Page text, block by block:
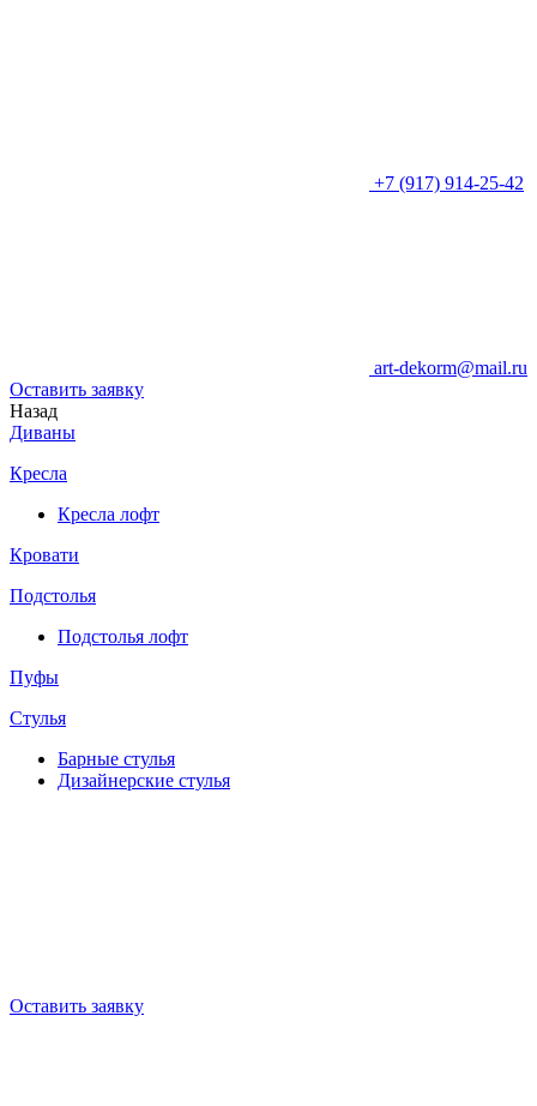
+7 (917) 914-25-42
art-dekorm@mail.ru
Оставить заявку
Назад
Диваны
Кресла
Кресла лофт
Кровати
Подстолья
Подстолья лофт
Пуфы
Стулья
Барные cтулья
Дизайнерские cтулья
Оставить заявку